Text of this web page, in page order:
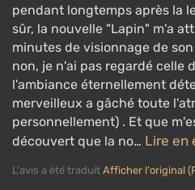
pendant longtemps après la
sûr, la nouvelle "Lapin" m'a
minutes de visionnage de
non, je n'ai pas regardé celle
l'ambiance éternellement
merveilleux a gâché toute
personnellement) . Et que
découvert que la no… Lire en
L'avis a été traduit Afficher l'original